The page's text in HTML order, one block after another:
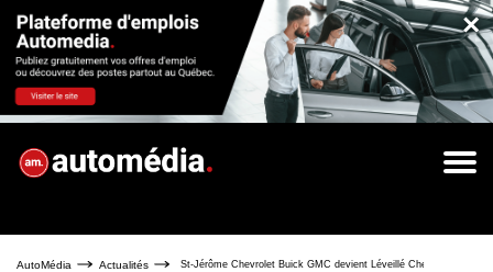
×
AutoMédia Actualités St-Jérôme Chevrolet Buick GMC devient Léveillé Chevrolet Buick